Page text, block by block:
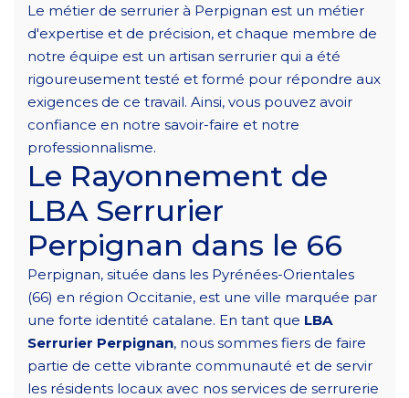
Le métier de serrurier à Perpignan est un métier
d'expertise et de précision, et chaque membre de
notre équipe est un artisan serrurier qui a été
rigoureusement testé et formé pour répondre aux
exigences de ce travail. Ainsi, vous pouvez avoir
confiance en notre savoir-faire et notre
professionnalisme.
Le Rayonnement de
LBA Serrurier
Perpignan dans le 66
Perpignan, située dans les Pyrénées-Orientales
(66) en région Occitanie, est une ville marquée par
une forte identité catalane. En tant que LBA
Serrurier Perpignan, nous sommes fiers de faire
partie de cette vibrante communauté et de servir
les résidents locaux avec nos services de serrurerie